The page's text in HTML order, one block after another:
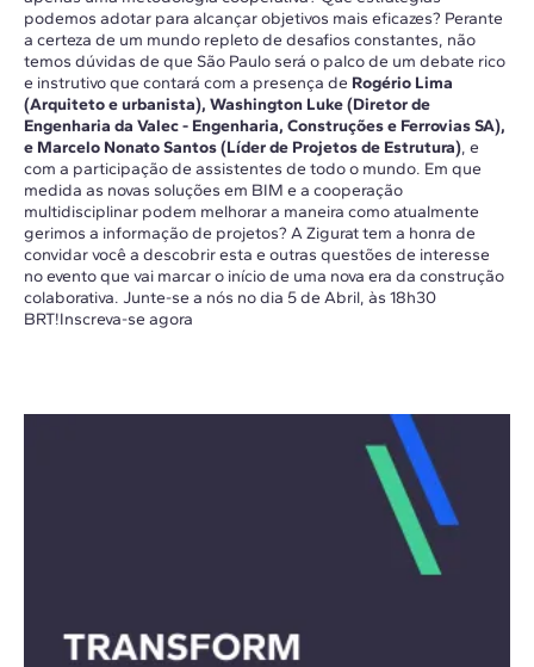
podemos adotar para alcançar objetivos mais eficazes? Perante
a certeza de um mundo repleto de desafios constantes, não
temos dúvidas de que São Paulo será o palco de um debate rico
e instrutivo que contará com a presença de Rogério Lima
(Arquiteto e urbanista), Washington Luke (Diretor de
Engenharia da Valec - Engenharia, Construções e Ferrovias SA),
e Marcelo Nonato Santos (Líder de Projetos de Estrutura), e
com a participação de assistentes de todo o mundo. Em que
medida as novas soluções em BIM e a cooperação
multidisciplinar podem melhorar a maneira como atualmente
gerimos a informação de projetos? A Zigurat tem a honra de
convidar você a descobrir esta e outras questões de interesse
no evento que vai marcar o início de uma nova era da construção
colaborativa. Junte-se a nós no dia 5 de Abril, às 18h30
BRT!Inscreva-se agora